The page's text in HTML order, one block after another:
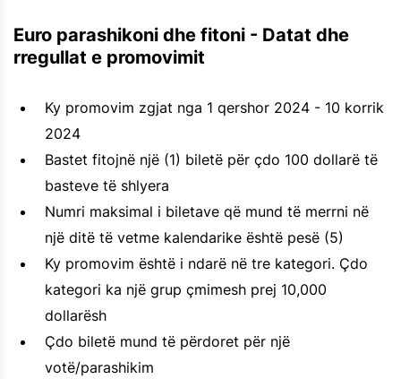
Euro parashikoni dhe fitoni - Datat dhe
rregullat e promovimit
Ky promovim zgjat nga 1 qershor 2024 - 10 korrik
2024
Bastet fitojnë një (1) biletë për çdo 100 dollarë të
basteve të shlyera
Numri maksimal i biletave që mund të merrni në
një ditë të vetme kalendarike është pesë (5)
Ky promovim është i ndarë në tre kategori. Çdo
kategori ka një grup çmimesh prej 10,000
dollarësh
Çdo biletë mund të përdoret për një
votë/parashikim